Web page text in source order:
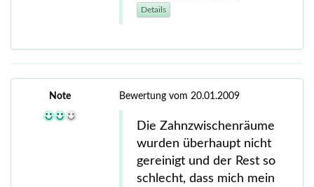
Details
Note Bewertung vom 20.01.2009
Die Zahnzwischenräume
wurden überhaupt nicht
gereinigt und der Rest so
schlecht, dass mich mein